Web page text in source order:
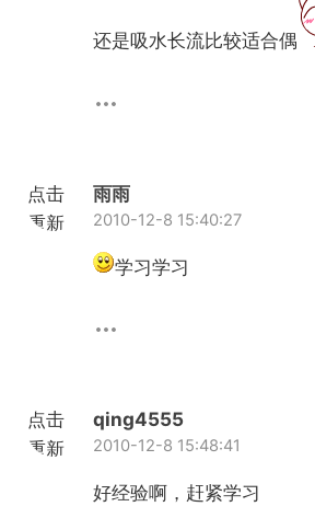
还是吸水长流比较适合偶
点击
重新
雨雨
2010-12-8 15:40:27
学习学习
点击
重新
qing4555
2010-12-8 15:48:41
好经验啊，赶紧学习